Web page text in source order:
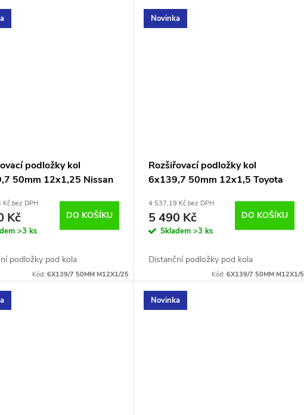
podložky kol
50mm 12x1,25 Nissan
bez DPH
Kč
>3 ks
DO KOŠÍKU
podložky pod kola
Kód: 6X139/7 50MM M12X1/25
Novinka
Rozšiřovací podložky kol
6x139,7 50mm 12x1,5 Toyota
4 537,19 Kč bez DPH
5 490 Kč
Skladem >3 ks
DO KOŠÍKU
Distanční podložky pod kola
Kód: 6X139/7 50MM M12X1/5
Novinka